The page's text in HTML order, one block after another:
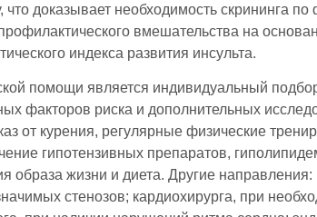
доказывает необходимость скрининга по
вмешательства на
индекса развития инсульта.
помощи является индивидуальный
факторов риска и дополнительных
от курения, регулярные физические
гипотензивных препаратов,
образа жизни и диета. Другие направления:
стенозов; кардиохирурга, при